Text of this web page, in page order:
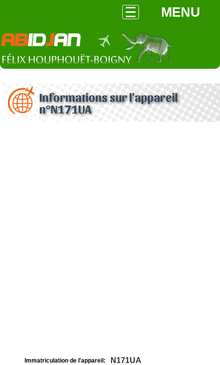
MENU
Informations sur l'appareil
n°N171UA
Immatriculation de l'appareil: N171UA